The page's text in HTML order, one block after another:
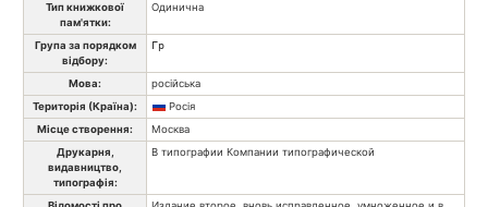
Тип книжкової
пам'ятки:
Одинична
Група за порядком
відбору:
Гр
Мова:
російська
Територія (Країна):
Росія
Місце створення:
Москва
Друкарня,
видавництво,
типографія:
В типографии Компании типографической